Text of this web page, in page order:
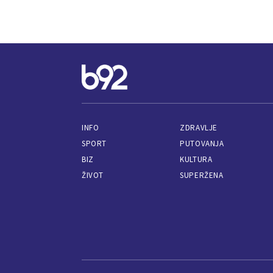
INFO
SPORT
BIZ
ŽIVOT
ZDRAVLJE
PUTOVANJA
KULTURA
SUPERŽENA